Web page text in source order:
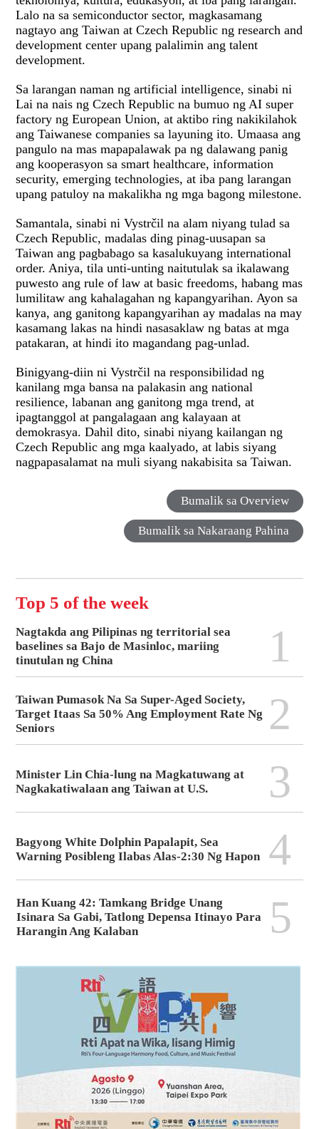
Lalo na sa semiconductor sector, magkasamang
nagtayo ang Taiwan at Czech Republic ng research and
development center upang palalimin ang talent
development.
Sa larangan naman ng artificial intelligence, sinabi ni
Lai na nais ng Czech Republic na bumuo ng AI super
factory ng European Union, at aktibo ring nakikilahok
ang Taiwanese companies sa layuning ito. Umaasa ang
pangulo na mas mapapalawak pa ng dalawang panig
ang kooperasyon sa smart healthcare, information
security, emerging technologies, at iba pang larangan
upang patuloy na makalikha ng mga bagong milestone.
Samantala, sinabi ni Vystrčil na alam niyang tulad sa
Czech Republic, madalas ding pinag-uusapan sa
Taiwan ang pagbabago sa kasalukuyang international
order. Aniya, tila unti-unting naitutulak sa ikalawang
puwesto ang rule of law at basic freedoms, habang mas
lumilitaw ang kahalagahan ng kapangyarihan. Ayon sa
kanya, ang ganitong kapangyarihan ay madalas na may
kasamang lakas na hindi nasasaklaw ng batas at mga
patakaran, at hindi ito magandang pag-unlad.
Binigyang-diin ni Vystrčil na responsibilidad ng
kanilang mga bansa na palakasin ang national
resilience, labanan ang ganitong mga trend, at
ipagtanggol at pangalagaan ang kalayaan at
demokrasya. Dahil dito, sinabi niyang kailangan ng
Czech Republic ang mga kaalyado, at labis siyang
nagpapasalamat na muli siyang nakabisita sa Taiwan.
Bumalik sa Overview
Bumalik sa Nakaraang Pahina
Top 5 of the week
Nagtakda ang Pilipinas ng territorial sea
baselines sa Bajo de Masinloc, mariing
tinutulan ng China
1
Taiwan Pumasok Na Sa Super-Aged Society,
Target Itaas Sa 50% Ang Employment Rate Ng
Seniors
2
Minister Lin Chia-lung na Magkatuwang at
Nagkakatiwalaan ang Taiwan at U.S.
3
Bagyong White Dolphin Papalapit, Sea
Warning Posibleng Ilabas Alas-2:30 Ng Hapon
4
Han Kuang 42: Tamkang Bridge Unang
Isinara Sa Gabi, Tatlong Depensa Itinayo Para
Harangin Ang Kalaban
5